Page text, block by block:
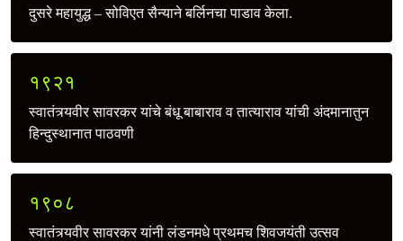
दुसरे महायुद्ध – सोविएत सैन्याने बर्लिनचा पाडाव केला.
१९२१
स्वातंत्र्यवीर सावरकर यांचे बंधू बाबाराव व तात्याराव यांची अंदमानातुन
हिन्दुस्थानात पाठवणी
१९०८
स्वातंत्र्यवीर सावरकर यांनी लंडनमधे प्रथमच शिवजयंती उत्सव